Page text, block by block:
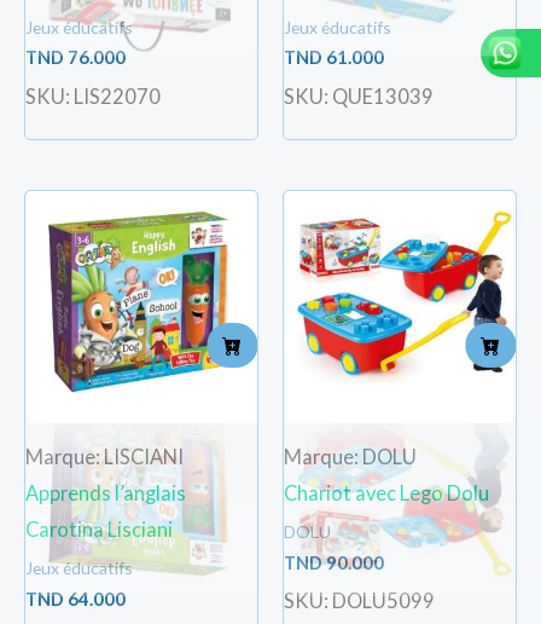
Jeux éducatifs
TND 76.000
SKU: LIS22070
Jeux éducatifs
TND 61.000
SKU: QUE13039
Marque: LISCIANI
Apprends l’anglais
Carotina Lisciani
Jeux éducatifs
TND 64.000
Marque: DOLU
Chariot avec Lego Dolu
DOLU
TND90.000
SKU: DOLU5099